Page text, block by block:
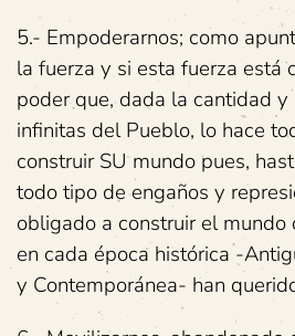
5.- Empoderarnos; como
la fuerza y si esta fuerza está
poder que, dada la cantidad
infinitas del Pueblo, lo hace
construir SU mundo pues,
todo tipo de engaños y
obligado a construir el mundo
en cada época histórica -
y Contemporánea- han